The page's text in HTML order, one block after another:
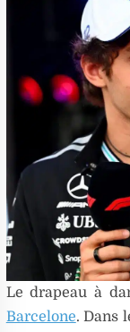
Le drapeau à
Barcelone. Dans